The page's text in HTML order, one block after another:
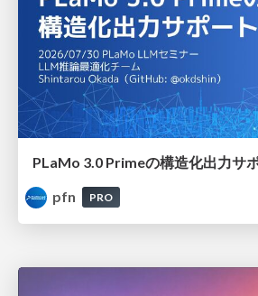
PLaMo 3.0 Primeの構造化出力サ
pfn
PRO